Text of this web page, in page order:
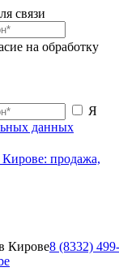
связи
на обработку
Я
данных
Кирове8 (8332)